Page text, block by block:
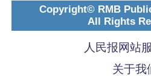
Copyright© RMB
All Rights
人民报网站
关于我